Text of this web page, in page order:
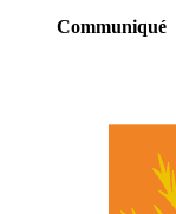
Communiqué